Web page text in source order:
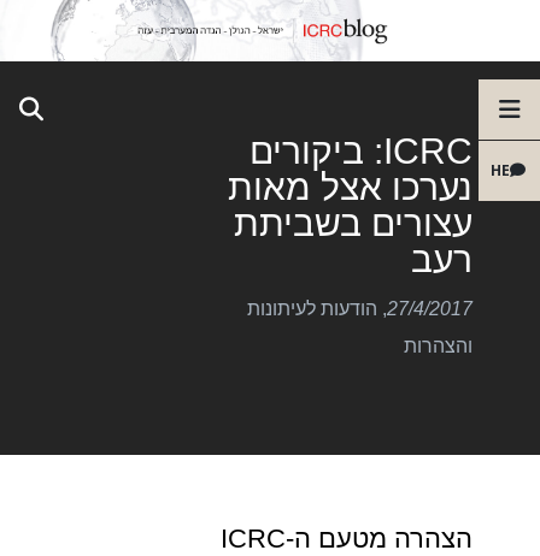
HE
ICRC: ביקורים
נערכו אצל מאות
עצורים בשביתת
רעב
27/4/2017
, הודעות לעיתונות
והצהרות
הצהרה מטעם ה-ICRC